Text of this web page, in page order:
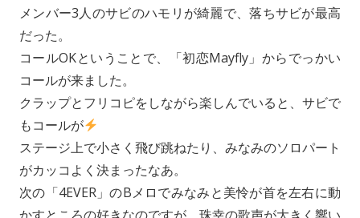
メンバー3人のサビのハモリが綺麗で、落ちサビが最高
だった。
コールOKということで、「初恋Mayfly」からでっかい
コールが来ました。
クラップとフリコピをしながら楽しんでいると、サビで
もコールが
ステージ上で小さく飛び跳ねたり、みなみのソロパート
がカッコよく決まったなあ。
次の「4EVER」のBメロでみなみと美怜が首を左右に動